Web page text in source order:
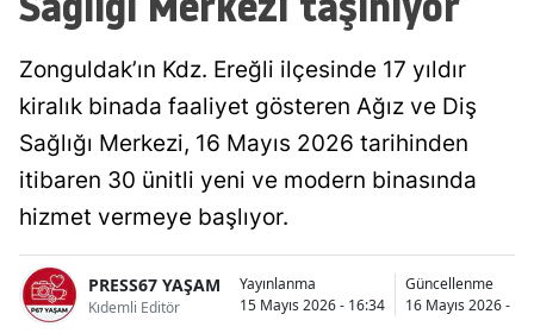
Zonguldak’ın Kdz. Ereğli ilçesinde 17 yıldır
kiralık binada faaliyet gösteren Ağız ve Diş
Sağlığı Merkezi, 16 Mayıs 2026 tarihinden
itibaren 30 ünitli yeni ve modern binasında
hizmet vermeye başlıyor.
PRESS67 YAŞAM
Kıdemli Editör
Yayınlanma
15 Mayıs 2026 - 16:34
Güncellenme
16 Mayıs 2026 -